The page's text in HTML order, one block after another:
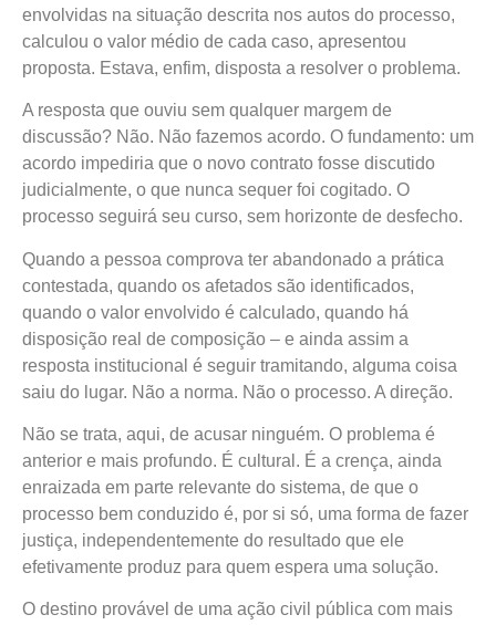
envolvidas na situação descrita nos autos do processo,
calculou o valor médio de cada caso, apresentou
proposta. Estava, enfim, disposta a resolver o problema.
A resposta que ouviu sem qualquer margem de
discussão? Não. Não fazemos acordo. O fundamento: um
acordo impediria que o novo contrato fosse discutido
judicialmente, o que nunca sequer foi cogitado. O
processo seguirá seu curso, sem horizonte de desfecho.
Quando a pessoa comprova ter abandonado a prática
contestada, quando os afetados são identificados,
quando o valor envolvido é calculado, quando há
disposição real de composição – e ainda assim a
resposta institucional é seguir tramitando, alguma coisa
saiu do lugar. Não a norma. Não o processo. A direção.
Não se trata, aqui, de acusar ninguém. O problema é
anterior e mais profundo. É cultural. É a crença, ainda
enraizada em parte relevante do sistema, de que o
processo bem conduzido é, por si só, uma forma de fazer
justiça, independentemente do resultado que ele
efetivamente produz para quem espera uma solução.
O destino provável de uma ação civil pública com mais